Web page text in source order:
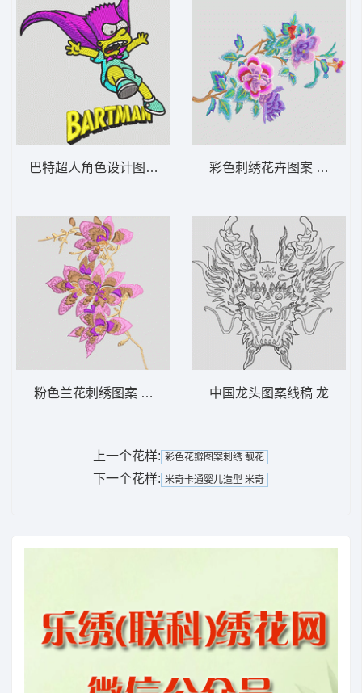
巴特超人角色设计图 动漫 辛普森
粉色兰花刺绣图案 靓花
彩色刺绣花卉图案 靓花 旗
中国龙头图案线稿 龙
上一个花样: 彩色花瓣图案刺绣 靓花
下一个花样: 米奇卡通婴儿造型 米奇